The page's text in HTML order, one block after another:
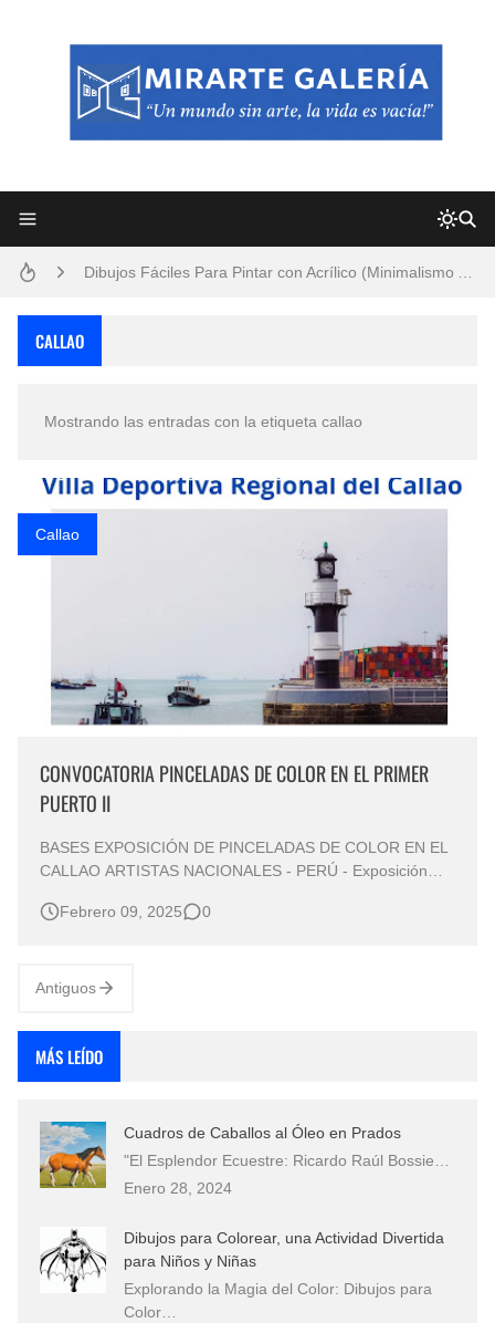
Frutas y Flores Para Colorear Imágenes
Dibujos para Colorear, una Actividad Divertida para Niños y Niñas
El mundo del arte en pintura surrealista
CALLAO
Mostrando las entradas con la etiqueta callao
Callao
CONVOCATORIA PINCELADAS DE COLOR EN EL PRIMER
PUERTO II
BASES EXPOSICIÓN DE PINCELADAS DE COLOR EN EL
CALLAO ARTISTAS NACIONALES - PERÚ - Exposición
Deportiva Regional del Callao.
Febrero 09, 2025 0
Antiguos
MÁS LEÍDO
Cuadros de Caballos al Óleo en Prados
"El Esplendor Ecuestre: Ricardo Raúl Bossie…
Enero 28, 2024
Dibujos para Colorear, una Actividad Divertida
para Niños y Niñas
Explorando la Magia del Color: Dibujos para
Color…